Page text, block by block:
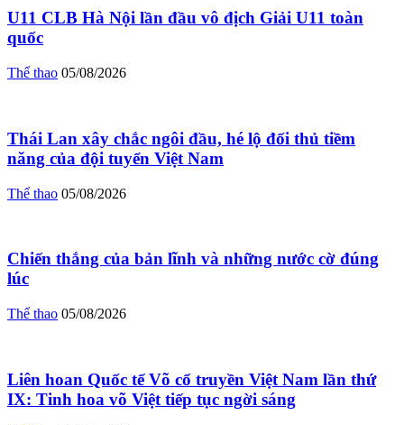
U11 CLB Hà Nội lần đầu vô địch Giải U11 toàn
quốc
Thể thao 05/08/2026
Thái Lan xây chắc ngôi đầu, hé lộ đối thủ tiềm
năng của đội tuyển Việt Nam
Thể thao 05/08/2026
Chiến thắng của bản lĩnh và những nước cờ đúng
lúc
Thể thao 05/08/2026
Liên hoan Quốc tế Võ cổ truyền Việt Nam lần thứ
IX: Tinh hoa võ Việt tiếp tục ngời sáng